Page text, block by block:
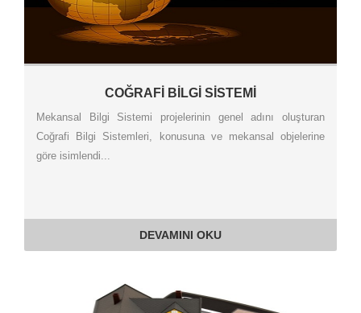
COĞRAFİ BİLGİ SİSTEMİ
Mekansal Bilgi Sistemi projelerinin genel adını oluşturan
Coğrafi Bilgi Sistemleri, konusuna ve mekansal objelerine
göre isimlendi...
DEVAMINI OKU